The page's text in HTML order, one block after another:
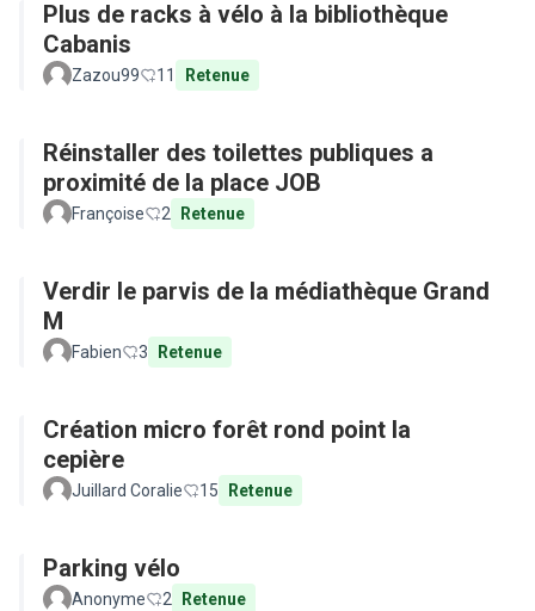
Plus de racks à vélo à la bibliothèque
Cabanis
Zazou99 11 Retenue
Réinstaller des toilettes publiques a
proximité de la place JOB
Françoise 2 Retenue
Verdir le parvis de la médiathèque Grand
M
Fabien 3 Retenue
Création micro forêt rond point la
cepière
Juillard Coralie 15 Retenue
Parking vélo
Anonyme 2 Retenue